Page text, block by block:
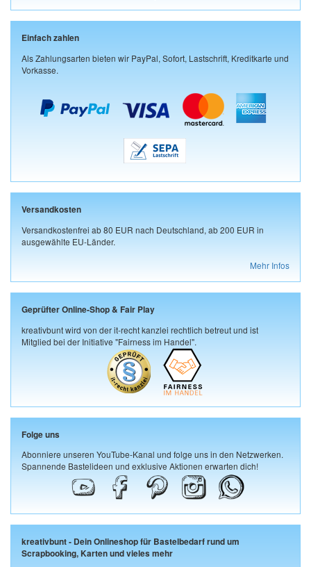
Einfach zahlen
Als Zahlungsarten bieten wir PayPal, Sofort, Lastschrift, Kreditkarte und
Vorkasse.
Versandkosten
Versandkostenfrei ab 80 EUR nach Deutschland, ab 200 EUR in
ausgewählte EU-Länder.
Mehr Infos
Geprüfter Online-Shop & Fair Play
kreativbunt wird von der it-recht kanzlei rechtlich betreut und ist
Mitglied bei der Initiative "Fairness im Handel".
Folge uns
Abonniere unseren YouTube-Kanal und folge uns in den Netzwerken.
Spannende Bastelideen und exklusive Aktionen erwarten dich!
kreativbunt - Dein Onlineshop für Bastelbedarf rund um
Scrapbooking, Karten und vieles mehr